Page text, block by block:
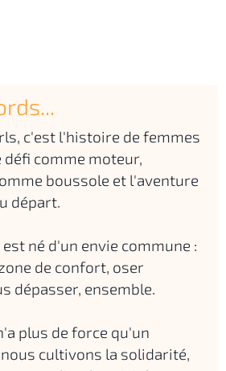
c'est l'histoire de femmes
comme moteur,
boussole et l'aventure
départ.
né d'un envie commune :
de confort, oser
dépasser, ensemble.
plus de force qu'un
cultivons la solidarité,